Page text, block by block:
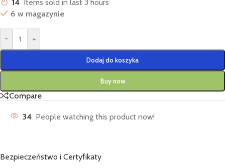
14 Items sold in last 3 hours
6 w magazynie
- +
Dodaj do koszyka
Buy now
Compare
34 People watching this product now!
Bezpieczeństwo i Certyfikaty